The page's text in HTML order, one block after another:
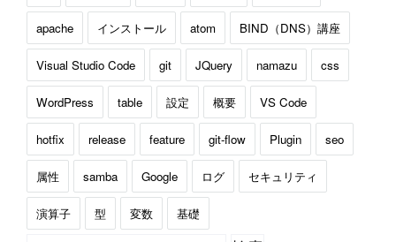
apache インストール atom BIND（DNS）講座
Visual Studio Code git JQuery namazu css
WordPress table 設定 概要 VS Code
hotfix release feature git-flow Plugin seo
属性 samba Google ログ セキュリティ
演算子 型 変数 基礎